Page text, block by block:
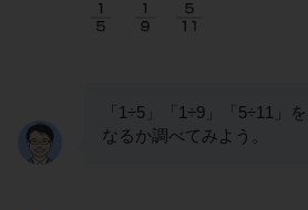
「1÷5」「1÷9」「5÷11」
なるか調べてみよう。